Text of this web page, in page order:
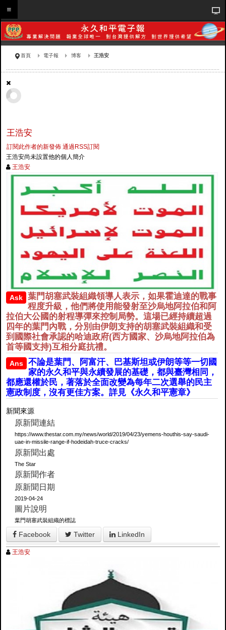
首頁 電子報 博客 王浩安
王浩安
訂閱此作者的新發佈 通過RSS訂閱
王浩安尚未設置他的個人簡介
王浩安
Ask
葉門胡塞武裝組織領導人表示，如果霍迪達的戰事
程度升級，他們將使用能發射至沙烏地阿拉伯和阿
拉伯大公國的射程導彈來控制局勢。這場已經持續超過
四年的葉門內戰，分別由伊朗支持的胡塞武裝組織和受
到國際社會承認的哈迪政府(西方國家、沙烏地阿拉伯為
首等國支持)互相分庭抗禮。
Ans
不論是葉門、阿富汗、巴基斯坦或伊朗等等一切國
家的永久和平與永續發展的基礎，都與臺灣相同，
都應還權於民，著落於全面改變為每年二次選舉的民主
憲政制度，沒有更佳方案。詳見《永久和平憲章》
新聞來源
原新聞連結
https://www.thestar.com.my/news/world/2019/04/23/yemens-houthis-say-saudi-
uae-in-missile-range-if-hodeidah-truce-cracks/
原新聞出處
The Star
原新聞作者
原新聞日期
2019-04-24
圖片說明
葉門胡塞武裝組織的標誌
Facebook Twitter LinkedIn
王浩安